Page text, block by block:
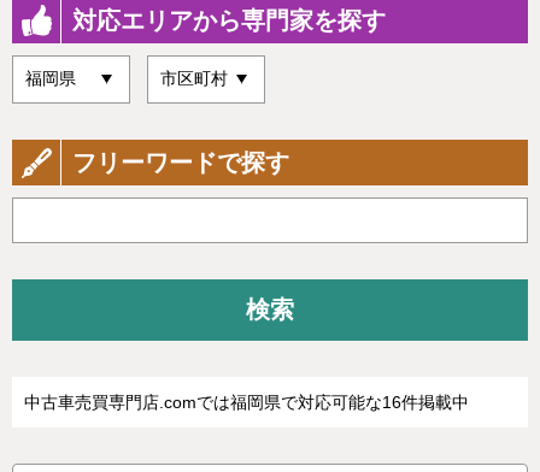
対応エリアから専門家を探す
フリーワードで探す
検索
中古車売買専門店.comでは福岡県で対応可能な16件掲載中